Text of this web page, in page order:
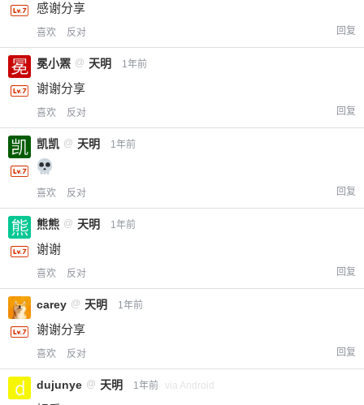
感谢分享
喜欢 反对 回复
冕小罴 @ 天明 1年前
谢谢分享
喜欢 反对 回复
凯凯 @ 天明 1年前
喜欢 反对 回复
熊熊 @ 天明 1年前
谢谢
喜欢 反对 回复
carey @ 天明 1年前
谢谢分享
喜欢 反对 回复
dujunye @ 天明 1年前 via Android